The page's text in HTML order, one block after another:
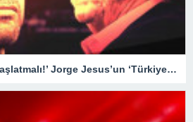
‘Savcılar soruşturma başlatmalı!’ Jorge Jesus’un ‘Türkiye’de maçlar sahada değil, masabaşında kazanılıyor’ sözleri tartışılmaya devam ediyor…